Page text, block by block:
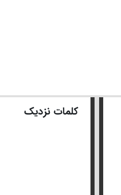
کلمات نزدیک